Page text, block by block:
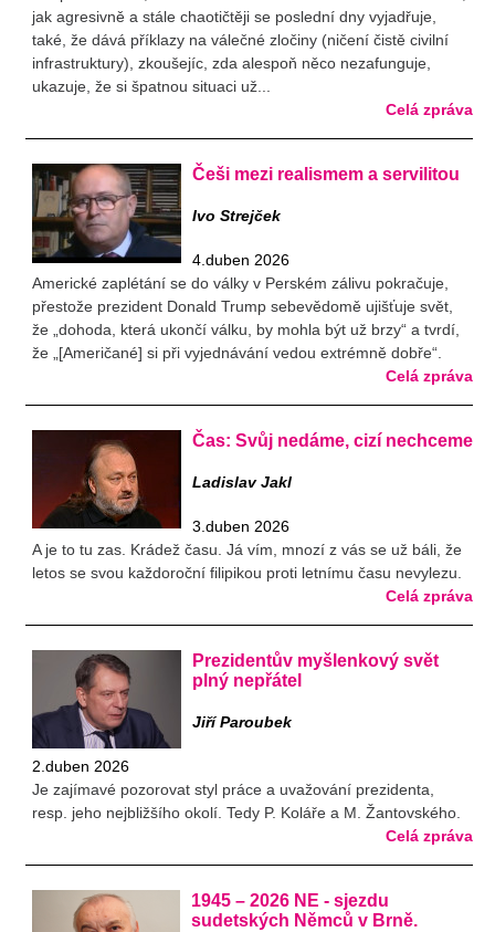
jak agresivně a stále chaotičtěji se poslední dny vyjadřuje,
také, že dává příklazy na válečné zločiny (ničení čistě civilní
infrastruktury), zkoušejíc, zda alespoň něco nezafunguje,
ukazuje, že si špatnou situaci už...
Celá zpráva
Češi mezi realismem a servilitou
Ivo Strejček
4.duben 2026
Americké zaplétání se do války v Perském zálivu pokračuje,
přestože prezident Donald Trump sebevědomě ujišťuje svět,
že „dohoda, která ukončí válku, by mohla být už brzy“ a tvrdí,
že „[Američané] si při vyjednávání vedou extrémně dobře“.
Celá zpráva
Čas: Svůj nedáme, cizí nechceme
Ladislav Jakl
3.duben 2026
A je to tu zas. Krádež času. Já vím, mnozí z vás se už báli, že
letos se svou každoroční filipikou proti letnímu času nevylezu.
Celá zpráva
Prezidentův myšlenkový svět
plný nepřátel
Jiří Paroubek
2.duben 2026
Je zajímavé pozorovat styl práce a uvažování prezidenta,
resp. jeho nejbližšího okolí. Tedy P. Koláře a M. Žantovského.
Celá zpráva
1945 – 2026 NE - sjezdu
sudetských Němců v Brně.